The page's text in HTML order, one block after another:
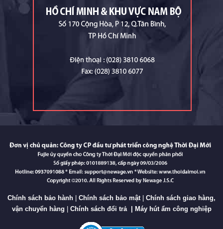
Chính sách bảo hành Chính sách bảo mật| Chính sách giao hàng,
vận chuyển hàng
Chính sách đổi trả| Máy hút ẩm công nghiệp